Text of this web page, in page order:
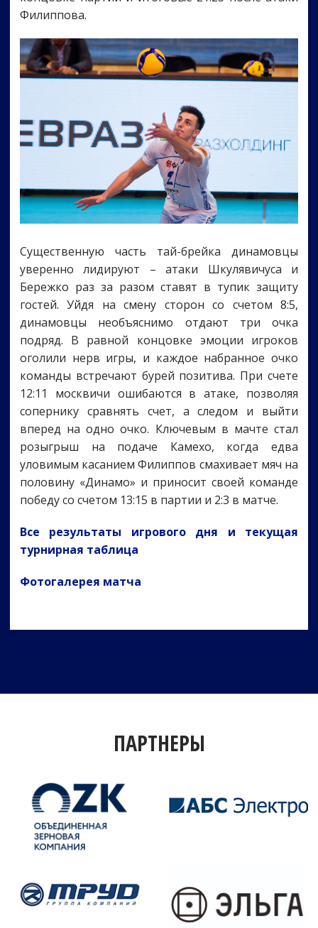
Филиппова.
Существенную часть тай-брейка динамовцы
уверенно лидируют – атаки Шкулявичуса и
Бережко раз за разом ставят в тупик защиту
гостей. Уйдя на смену сторон со счетом 8:5,
динамовцы необъяснимо отдают три очка
подряд. В равной концовке эмоции игроков
оголили нерв игры, и каждое набранное очко
команды встречают бурей позитива. При счете
12:11 москвичи ошибаются в атаке, позволяя
сопернику сравнять счет, а следом и выйти
вперед на одно очко. Ключевым в мачте стал
розыгрыш на подаче Камехо, когда едва
уловимым касанием Филиппов смахивает мяч на
половину «Динамо» и приносит своей команде
победу со счетом 13:15 в партии и 2:3 в матче.
Все результаты игрового дня и текущая
турнирная таблица
Фотогалерея матча
ПАРТНЕРЫ